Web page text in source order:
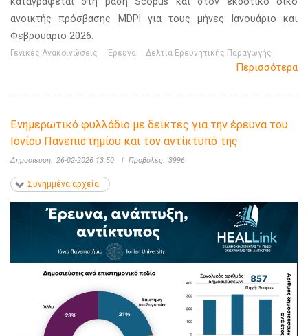
ανοικτής πρόσβασης MDPI για τους μήνες Ιανουάριο και
Φεβρουάριο 2026.
Γενικές Ανακοινώσεις Έρευνα Δελτία Ερευνητικής Παραγωγής
Περισσότερα
Ενημερωτικό φυλλάδιο με δείκτες για την έρευνα του
Ιονίου Πανεπιστημίου και τον αντίκτυπό της
Δημοσίευση: 26-02-2026 13:50 | Προβολές: 3996
Συνημμένα αρχεία